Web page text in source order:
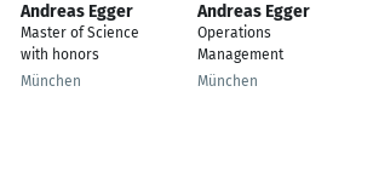
Andreas Egger
Master of Science
with honors
München
Andreas Egger
Operations
Management
München